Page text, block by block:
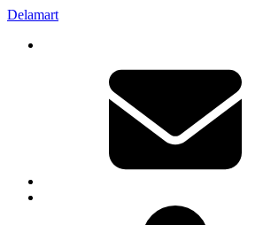
Delamart